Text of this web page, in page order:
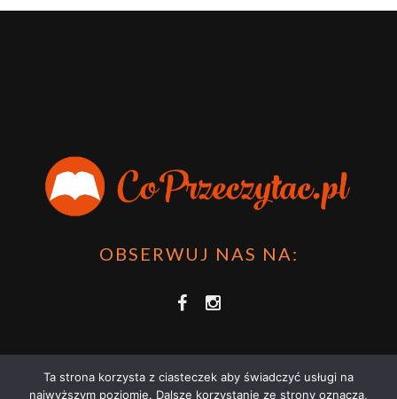
OBSERWUJ NAS NA:
Ta strona korzysta z ciasteczek aby świadczyć usługi na
najwyższym poziomie. Dalsze korzystanie ze strony oznacza,